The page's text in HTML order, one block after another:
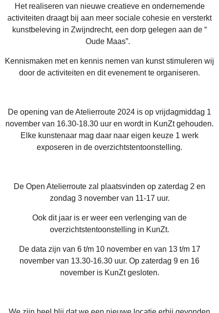
Het realiseren van nieuwe creatieve en ondernemende
activiteiten draagt bij aan meer sociale cohesie en versterkt
kunstbeleving in Zwijndrecht, een dorp gelegen aan de “
Oude Maas”.
Kennismaken met en kennis nemen van kunst stimuleren wij
door de activiteiten en dit evenement te organiseren.
De opening van de Atelierroute 2024 is op vrijdagmiddag 1
november van 16.30-18.30 uur en wordt in KunZt gehouden.
Elke kunstenaar mag daar naar eigen keuze 1 werk
exposeren in de overzichtstentoonstelling.
De Open Atelierroute zal plaatsvinden op zaterdag 2 en
zondag 3 november van 11-17 uur.
Ook dit jaar is er weer een verlenging van de
overzichtstentoonstelling in KunZt.
De data zijn van 6 t/m 10 november en van 13 t/m 17
november van 13.30-16.30 uur. Op zaterdag 9 en 16
november is KunZt gesloten.